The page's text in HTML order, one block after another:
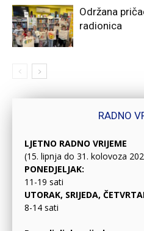
Održana
radionica
RADNO
LJETNO RADNO VRIJEME
(15. lipnja do 31. kolovoza
PONEDJELJAK:
11-19 sati
UTORAK, SRIJEDA,
8-14 sati